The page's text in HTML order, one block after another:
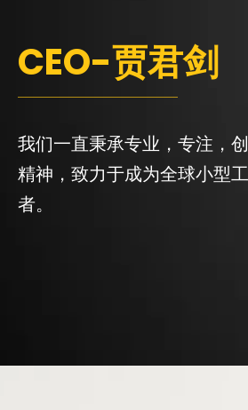
CEO-贾君剑
我们一直秉承专业，专注，
精神，致力于成为全球小型
者。